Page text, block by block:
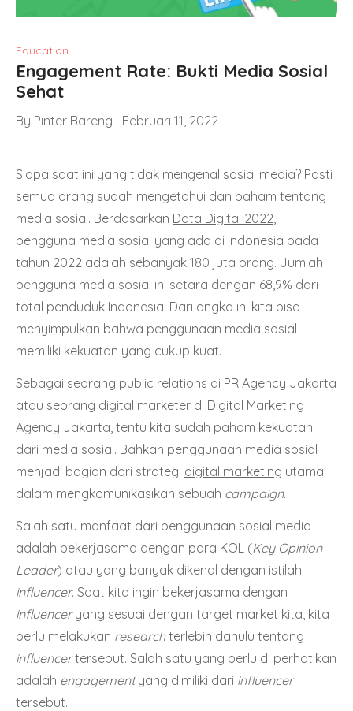
Education
Engagement Rate: Bukti Media Sosial
Sehat
By Pinter Bareng Februari 11, 2022
Siapa saat ini yang tidak mengenal sosial media? Pasti
semua orang sudah mengetahui dan paham tentang
media sosial. Berdasarkan Data Digital 2022
pengguna media sosial yang ada di Indonesia pada
tahun 2022 adalah sebanyak 180 juta orang. Jumlah
pengguna media sosial ini setara dengan 68,9% dari
total penduduk Indonesia. Dari angka ini kita bisa
menyimpulkan bahwa penggunaan media sosial
memiliki kekuatan yang cukup kuat.
Sebagai seorang public relations di PR Agency Jakarta
atau seorang digital marketer di Digital Marketing
Agency Jakarta, tentu kita sudah paham kekuatan
dari media sosial. Bahkan penggunaan media sosial
menjadi bagian dari strategi digital marketing utama
dalam mengkomunikasikan sebuah campaign.
Salah satu manfaat dari penggunaan sosial media
adalah bekerjasama dengan para KOL (Key Opinion
Leader) atau yang banyak dikenal dengan istilah
influencer. Saat kita ingin bekerjasama dengan
influenceryang sesuai dengan target market kita, kita
perlu melakukan researchterlebih dahulu tentang
influencertersebut. Salah satu yang perlu di perhatikan
adalah engagementyang dimiliki dari influencer
tersebut.